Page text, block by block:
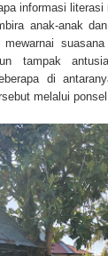
informasi literasi
anak-anak
mewarnai
tampak
di
melalui